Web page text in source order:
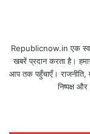
Republicnow.in एक
खबरें प्रदान करता है।
आप तक पहुँचाएँ। राजनीति,
निष्पक्ष